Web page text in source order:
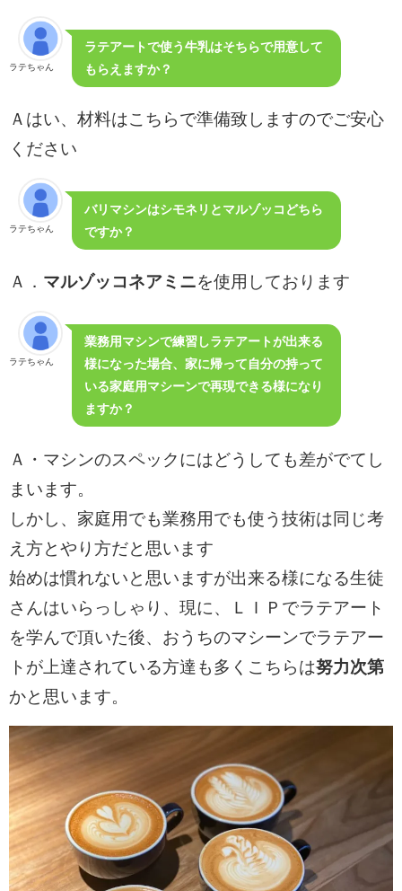
ラテちゃん
ラテアートで使う牛乳はそちらで用意して
もらえますか？
Ａはい、材料はこちらで準備致しますのでご安心
ください
ラテちゃん
バリマシンはシモネリとマルゾッコどちら
ですか？
Ａ． マルゾッコネアミニを使用しております
ラテちゃん
業務用マシンで練習しラテアートが出来る
様になった場合、家に帰って自分の持って
いる家庭用マシーンで再現できる様になり
ますか？
Ａ・マシンのスペックにはどうしても差がでてし
まいます。
しかし、家庭用でも業務用でも使う技術は同じ考
え方とやり方だと思います
始めは慣れないと思いますが出来る様になる生徒
さんはいらっしゃり、現に、ＬＩＰでラテアート
を学んで頂いた後、おうちのマシーンでラテアー
トが上達されている方達も多くこちらは努力次第
かと思います。